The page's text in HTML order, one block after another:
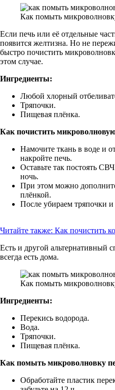
Как помыть
Если печь или её отдельные
появится желтизна. Но не
быстро почистить
этом случае.
Ингредиенты:
Любой хлорный
Тряпочки.
Пищевая плёнка.
Как почистить
Намочите ткань в воде и
накройте печь.
Оставьте так постоять
ночь.
При этом можно
плёнкой.
После убираем тряпочки и
Читайте также: Как почистить
Есть и другой альтернативный
всегда есть дома.
Как помыть
Ингредиенты:
Перекись водорода.
Вода.
Тряпочки.
Пищевая плёнка.
Как помыть микроволновку
Обработайте пластик